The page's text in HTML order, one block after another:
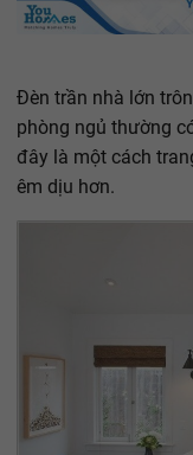
Đèn trần nhà lớn
phòng ngủ thường
đây là một cách
êm dịu hơn.